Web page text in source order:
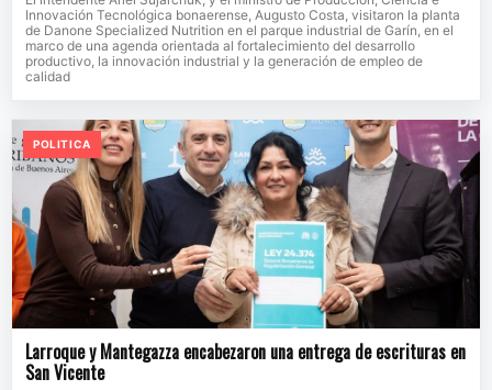
Innovación Tecnológica bonaerense, Augusto Costa, visitaron la planta
de Danone Specialized Nutrition en el parque industrial de Garín, en el
marco de una agenda orientada al fortalecimiento del desarrollo
productivo, la innovación industrial y la generación de empleo de
calidad
POLITICA
Larroque y Mantegazza encabezaron una entrega de escrituras en
San Vicente